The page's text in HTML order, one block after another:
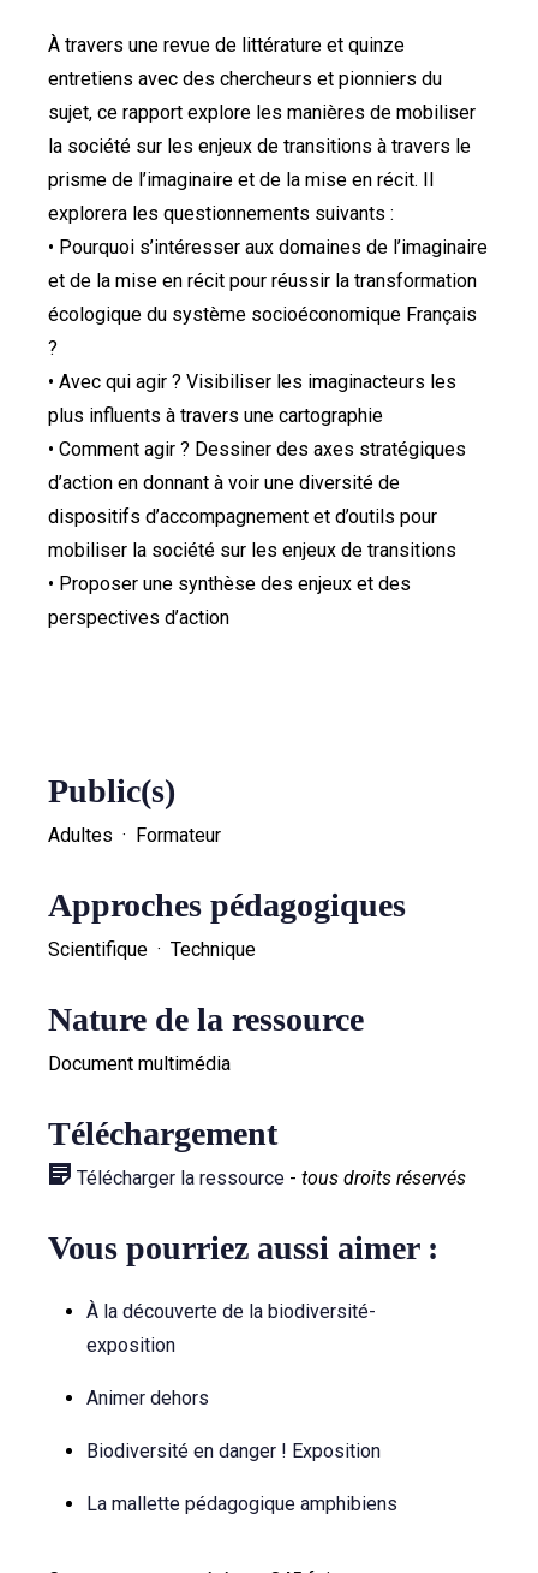
À travers une revue de littérature et quinze
entretiens avec des chercheurs et pionniers du
sujet, ce rapport explore les manières de mobiliser
la société sur les enjeux de transitions à travers le
prisme de l’imaginaire et de la mise en récit. Il
explorera les questionnements suivants :
• Pourquoi s’intéresser aux domaines de l’imaginaire
et de la mise en récit pour réussir la transformation
écologique du système socioéconomique Français
?
• Avec qui agir ? Visibiliser les imaginacteurs les
plus influents à travers une cartographie
• Comment agir ? Dessiner des axes stratégiques
d’action en donnant à voir une diversité de
dispositifs d’accompagnement et d’outils pour
mobiliser la société sur les enjeux de transitions
• Proposer une synthèse des enjeux et des
perspectives d’action
Public(s)
Adultes · Formateur
Approches pédagogiques
Scientifique · Technique
Nature de la ressource
Document multimédia
Téléchargement
Télécharger la ressource - tous droits réservés
Vous pourriez aussi aimer :
À la découverte de la biodiversité-
exposition
Animer dehors
Biodiversité en danger ! Exposition
La mallette pédagogique amphibiens